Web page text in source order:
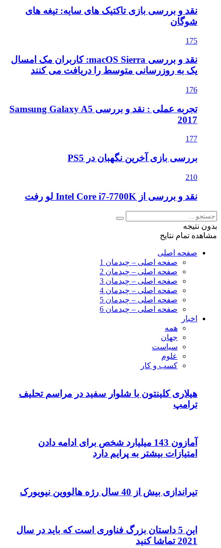
نقد و بررسی بازی تاکتیک های سایه: تیغه های
شوگان
175
نقد و بررسی macOS Sierra: کاربران مک امسال
یک به روزرسانی متوسط را دریافت می کنند
176
تجربه عملی : نقد و بررسی Samsung Galaxy A5
2017
177
بررسی بازی آخرین نگهبان در PS5
210
نقد و بررسی از Intel Core i7-7700K لو رفت
بدون نتیجه
مشاهده تمام نتایج
صفحه اصلی
صفحه اصلی – چیدمان 1
صفحه اصلی – چیدمان 2
صفحه اصلی – چیدمان 3
صفحه اصلی – چیدمان 4
صفحه اصلی – چیدمان 5
صفحه اصلی – چیدمان 6
اخبار
همه
جهان
سیاست
علوم
کسب و کار
هیلاری کلینتون با شلوار سفید در مراسم تحلیف
ترامپ
آمازون 143 میلیارد شخص برای ادامه دادن
امتیازات بیشتر به پرایم دارد
تیراندازی بیش از 40 سال رژه هالووین نیویورک
این 5 داستان بزرگ فناوری است که باید در سال
2021 تماشا کنید